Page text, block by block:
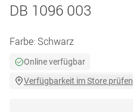
DB 1096 003
Farbe: Schwarz
Online verfügbar
Verfügbarkeit im Store prüfen